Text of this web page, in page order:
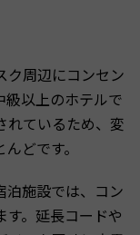
ク周辺にコンセン
級以上のホテルで
れているため、変
どです。
泊施設では、コン
。延長コードや